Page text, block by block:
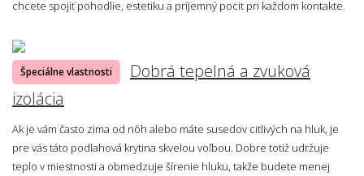
chcete spojiť pohodlie, estetiku a príjemný pocit pri každom kontakte.
Špeciálne vlastnosti
Dobrá tepelná a zvuková
izolácia
Ak je vám často zima od nôh alebo máte susedov citlivých na hluk, je
pre vás táto podlahová krytina skvelou voľbou. Dobre totiž udržuje
teplo v miestnosti a obmedzuje šírenie hluku, takže budete menej